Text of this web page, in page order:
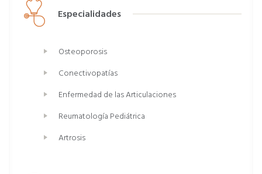
Especialidades
Osteoporosis
Conectivopatías
Enfermedad de las Articulaciones
Reumatología Pediátrica
Artrosis